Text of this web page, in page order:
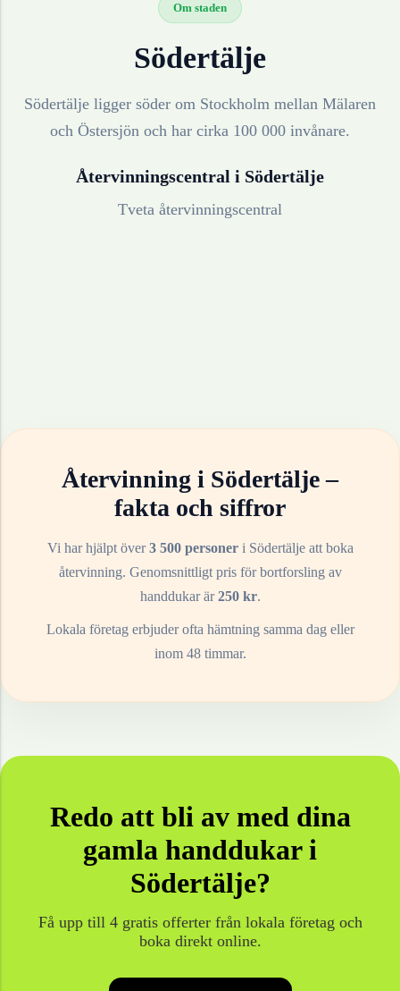
Om staden
Södertälje
Södertälje ligger söder om Stockholm mellan Mälaren
och Östersjön och har cirka 100 000 invånare.
Återvinningscentral i Södertälje
Tveta återvinningscentral
Återvinning i Södertälje–
fakta och siffror
Vi har hjälpt över3 500 personeri Södertäljeatt boka
återvinning. Genomsnittligt pris för bortforsling av
handdukarär250kr.
Lokala företag erbjuder ofta hämtning samma dag eller
inom 48 timmar.
Redo att bli av med dina
gamla handdukari
Södertälje?
Få upp till 4 gratis offerter från lokala företag och
boka direkt online.